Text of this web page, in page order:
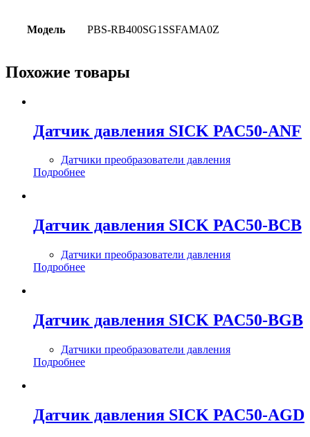
Модель PBS-RB400SG1SSFAMA0Z
Похожие товары
Датчик давления SICK PAC50-ANF
Датчики преобразователи давления
Подробнее
Датчик давления SICK PAC50-BCB
Датчики преобразователи давления
Подробнее
Датчик давления SICK PAC50-BGB
Датчики преобразователи давления
Подробнее
Датчик давления SICK PAC50-AGD